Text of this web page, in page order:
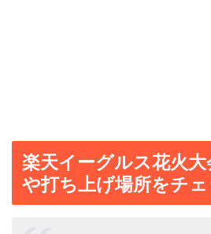
楽天イーグルス花火
や打ち上げ場所をチェ